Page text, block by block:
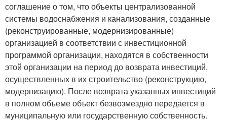
соглашение о том, что объекты централизованной
системы водоснабжения и канализования, созданные
(реконструированные, модернизированные)
организацией в соответствии с инвестиционной
программой организации, находятся в собственности
этой организации на период до возврата инвестиций,
осуществленных в их строительство (реконструкцию,
модернизацию). После возврата указанных инвестиций
в полном объеме объект безвозмездно передается в
муниципальную или государственную собственность.